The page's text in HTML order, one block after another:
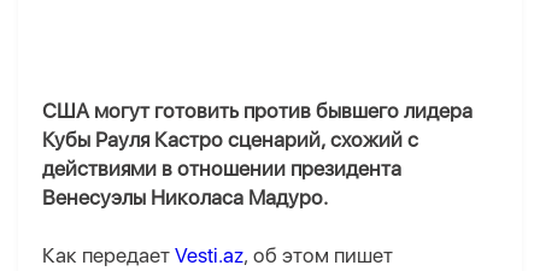
США могут готовить против бывшего лидера
Кубы Рауля Кастро сценарий, схожий с
действиями в отношении президента
Венесуэлы Николаса Мадуро.
Как передает Vesti.az, об этом пишет